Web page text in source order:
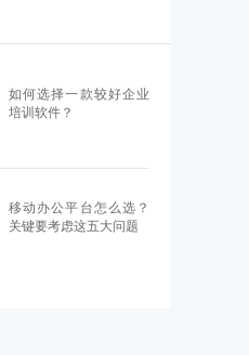
如何选择一款较好企业
培训软件？
移动办公平台怎么选？
关键要考虑这五大问题